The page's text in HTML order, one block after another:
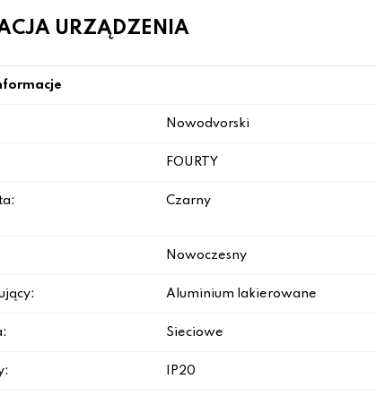
URZĄDZENIA
Nowodvorski
FOURTY
Czarny
Nowoczesny
Aluminium lakierowane
Sieciowe
IP20